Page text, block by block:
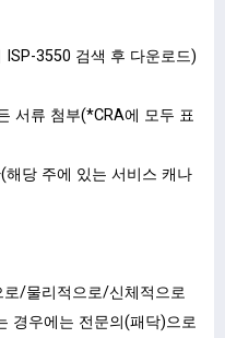
ISP-3550 검색 후 다운로드)
서류 첨부(*CRA에 모두 표
당 주에 있는 서비스 캐나
/물리적으로/신체적으로
경우에는 전문의(패닥)으로